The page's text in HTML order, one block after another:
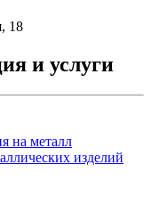
18
и услуги
на металл
изделий